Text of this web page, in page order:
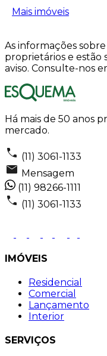
Mais imóveis
As informações
proprietários e estão
aviso. Consulte-nos
Há mais de 50 anos
mercado.
(11) 3061-1133
Mensagem
(11) 98266-1111
(11) 3061-1133
IMÓVEIS
Residencial
Comercial
Lançamento
Interior
SERVIÇOS